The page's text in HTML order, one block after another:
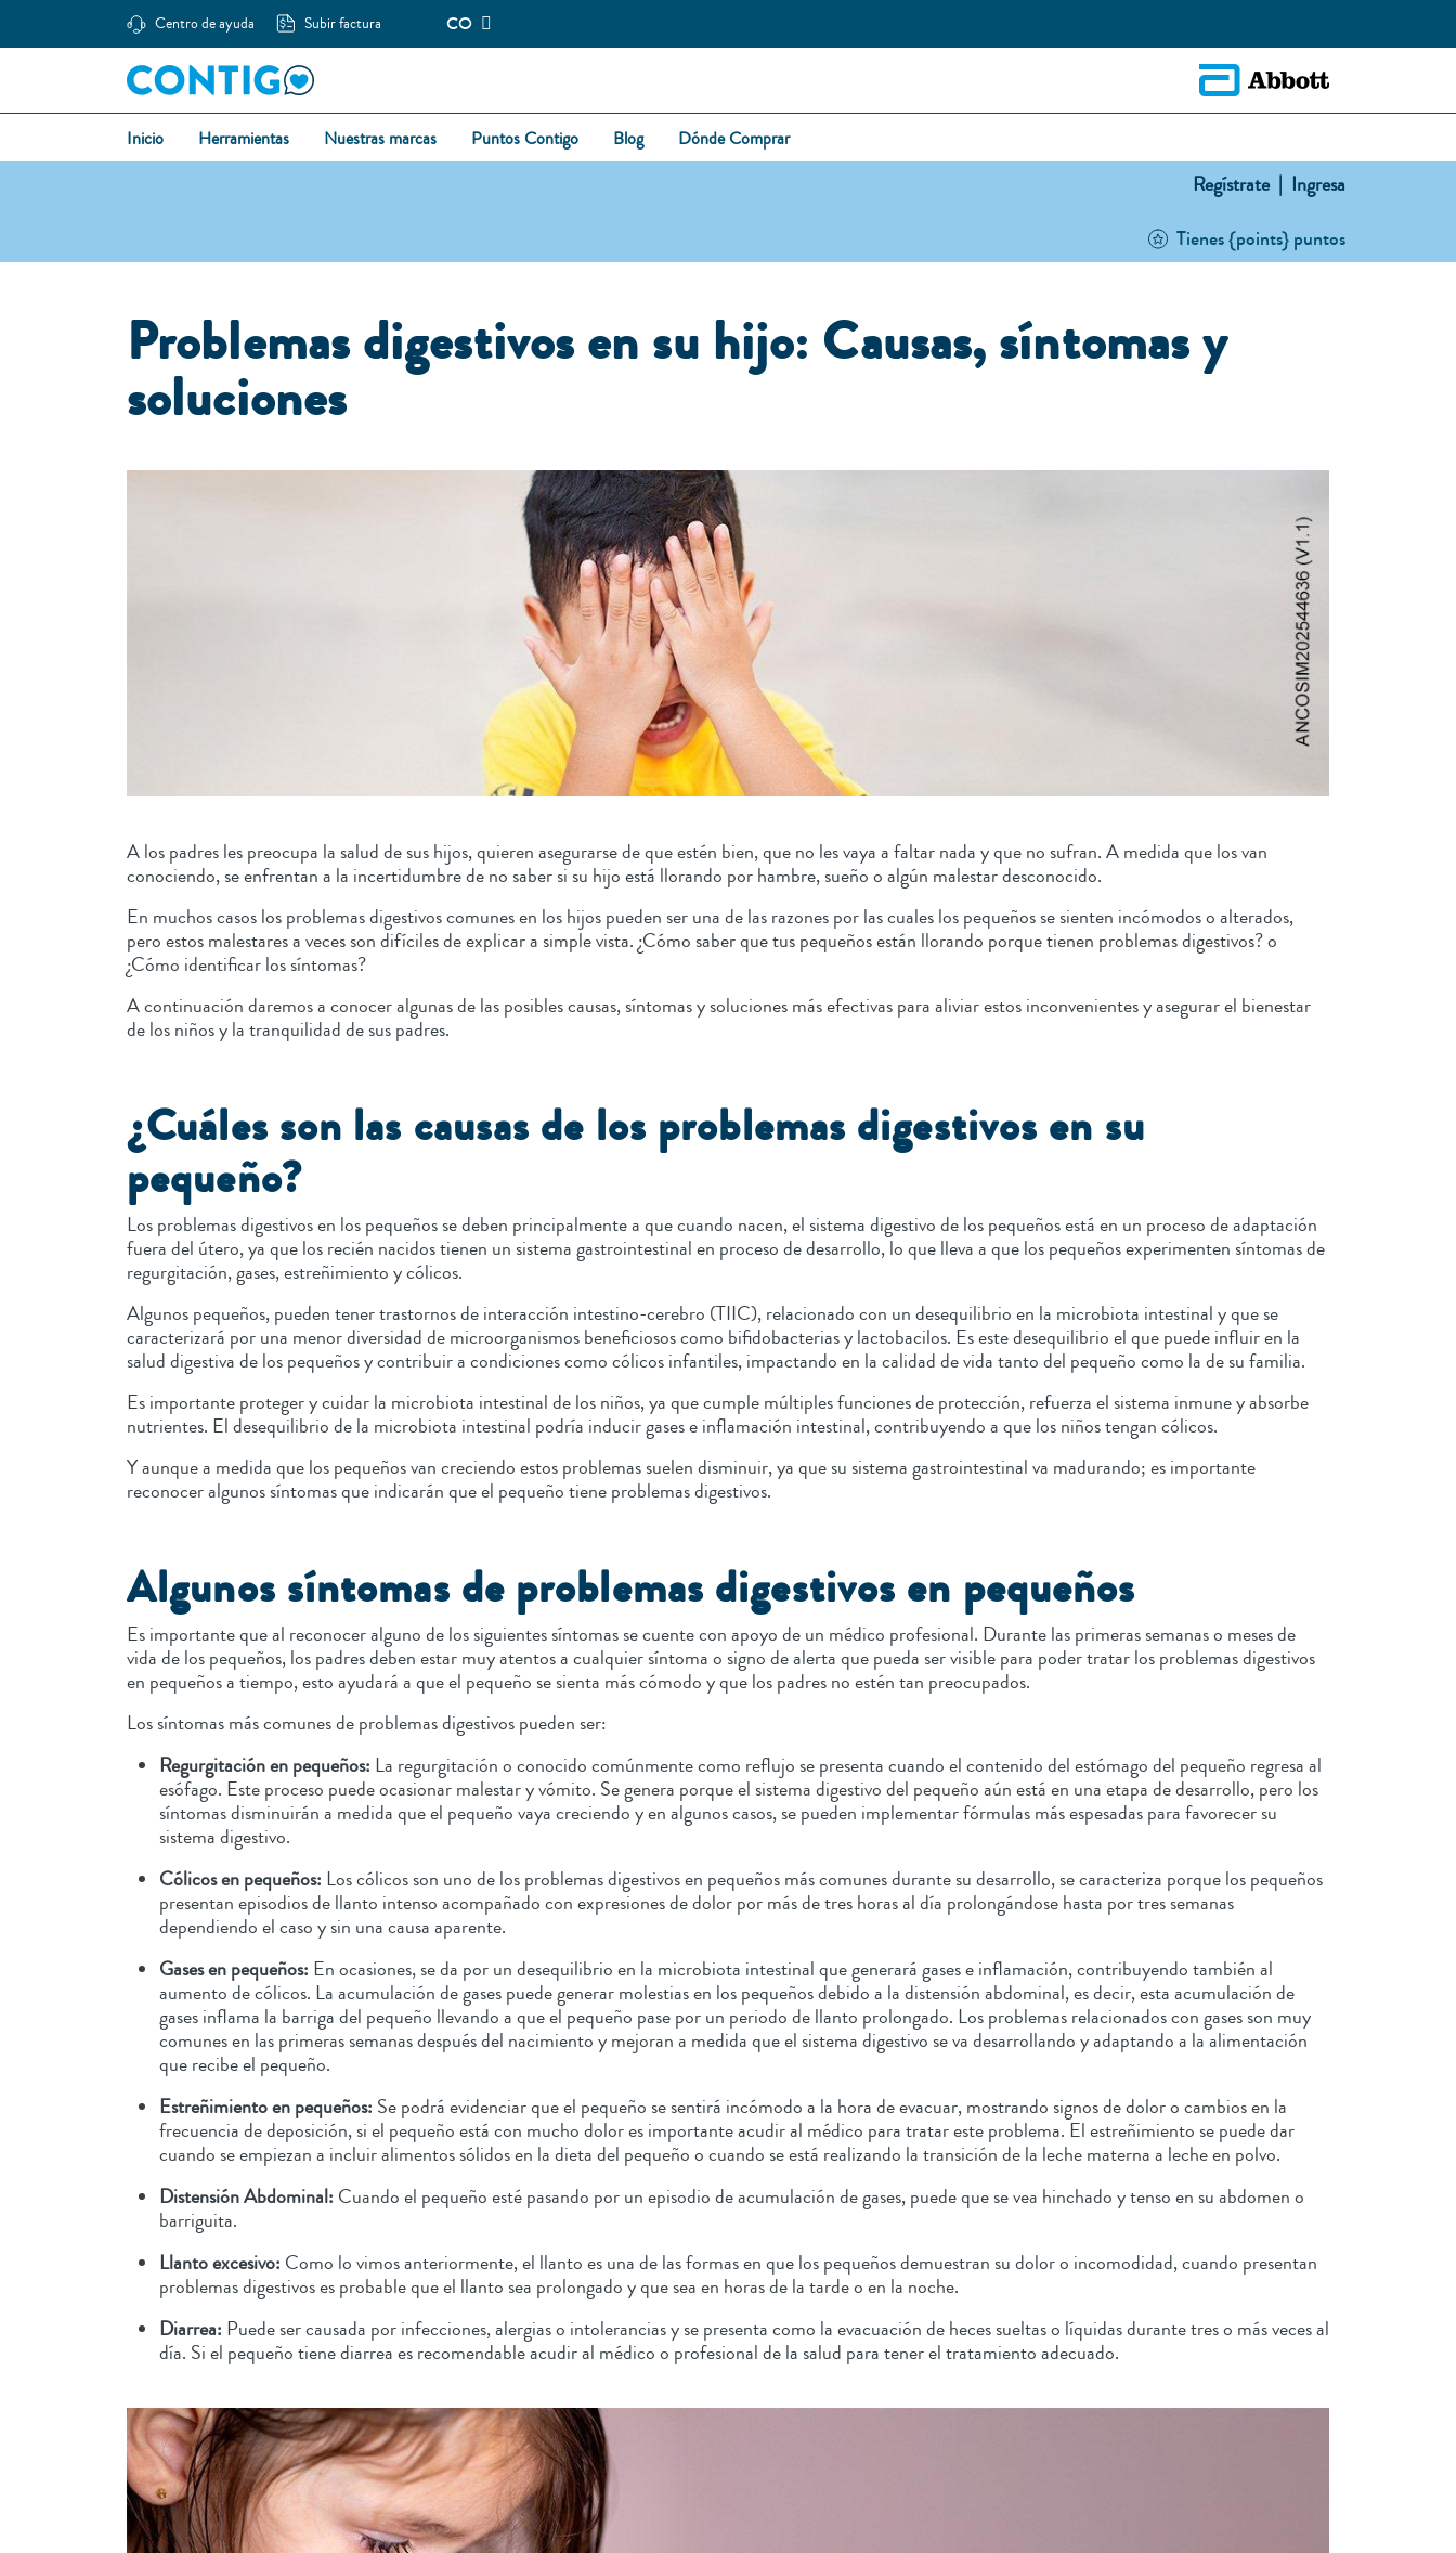
Centro de ayuda Subir factura CO
Inicio Herramientas Nuestras marcas Puntos Contigo Blog Dónde Comprar
Regístrate | Ingresa
Tienes {points} puntos
Problemas digestivos en su hijo: Causas, síntomas y
soluciones
A los padres les preocupa la salud de sus hijos, quieren asegurarse de que estén bien, que no les vaya a faltar nada y que no sufran. A medida que los van
conociendo, se enfrentan a la incertidumbre de no saber si su hijo está llorando por hambre, sueño o algún malestar desconocido.
En muchos casos los problemas digestivos comunes en los hijos pueden ser una de las razones por las cuales los pequeños se sienten incómodos o alterados,
pero estos malestares a veces son difíciles de explicar a simple vista. ¿Cómo saber que tus pequeños están llorando porque tienen problemas digestivos? o
¿Cómo identificar los síntomas?
A continuación daremos a conocer algunas de las posibles causas, síntomas y soluciones más efectivas para aliviar estos inconvenientes y asegurar el bienestar
de los niños y la tranquilidad de sus padres.
¿Cuáles son las causas de los problemas digestivos en su
pequeño?
Los problemas digestivos en los pequeños se deben principalmente a que cuando nacen, el sistema digestivo de los pequeños está en un proceso de adaptación
fuera del útero, ya que los recién nacidos tienen un sistema gastrointestinal en proceso de desarrollo, lo que lleva a que los pequeños experimenten síntomas de
regurgitación, gases, estreñimiento y cólicos.
Algunos pequeños, pueden tener trastornos de interacción intestino-cerebro (TIIC), relacionado con un desequilibrio en la microbiota intestinal y que se
caracterizará por una menor diversidad de microorganismos beneficiosos como bifidobacterias y lactobacilos. Es este desequilibrio el que puede influir en la
salud digestiva de los pequeños y contribuir a condiciones como cólicos infantiles, impactando en la calidad de vida tanto del pequeño como la de su familia.
Es importante proteger y cuidar la microbiota intestinal de los niños, ya que cumple múltiples funciones de protección, refuerza el sistema inmune y absorbe
nutrientes. El desequilibrio de la microbiota intestinal podría inducir gases e inflamación intestinal, contribuyendo a que los niños tengan cólicos.
Y aunque a medida que los pequeños van creciendo estos problemas suelen disminuir, ya que su sistema gastrointestinal va madurando; es importante
reconocer algunos síntomas que indicarán que el pequeño tiene problemas digestivos.
Algunos síntomas de problemas digestivos en pequeños
Es importante que al reconocer alguno de los siguientes síntomas se cuente con apoyo de un médico profesional. Durante las primeras semanas o meses de
vida de los pequeños, los padres deben estar muy atentos a cualquier síntoma o signo de alerta que pueda ser visible para poder tratar los problemas digestivos
en pequeños a tiempo, esto ayudará a que el pequeño se sienta más cómodo y que los padres no estén tan preocupados.
Los síntomas más comunes de problemas digestivos pueden ser:
Regurgitación en pequeños: La regurgitación o conocido comúnmente como reflujo se presenta cuando el contenido del estómago del pequeño regresa al
esófago. Este proceso puede ocasionar malestar y vómito. Se genera porque el sistema digestivo del pequeño aún está en una etapa de desarrollo, pero los
síntomas disminuirán a medida que el pequeño vaya creciendo y en algunos casos, se pueden implementar fórmulas más espesadas para favorecer su
sistema digestivo.
Cólicos en pequeños: Los cólicos son uno de los problemas digestivos en pequeños más comunes durante su desarrollo, se caracteriza porque los pequeños
presentan episodios de llanto intenso acompañado con expresiones de dolor por más de tres horas al día prolongándose hasta por tres semanas
dependiendo el caso y sin una causa aparente.
Gases en pequeños: En ocasiones, se da por un desequilibrio en la microbiota intestinal que generará gases e inflamación, contribuyendo también al
aumento de cólicos. La acumulación de gases puede generar molestias en los pequeños debido a la distensión abdominal, es decir, esta acumulación de
gases inflama la barriga del pequeño llevando a que el pequeño pase por un periodo de llanto prolongado. Los problemas relacionados con gases son muy
comunes en las primeras semanas después del nacimiento y mejoran a medida que el sistema digestivo se va desarrollando y adaptando a la alimentación
que recibe el pequeño.
Estreñimiento en pequeños: Se podrá evidenciar que el pequeño se sentirá incómodo a la hora de evacuar, mostrando signos de dolor o cambios en la
frecuencia de deposición, si el pequeño está con mucho dolor es importante acudir al médico para tratar este problema. El estreñimiento se puede dar
cuando se empiezan a incluir alimentos sólidos en la dieta del pequeño o cuando se está realizando la transición de la leche materna a leche en polvo.
Distensión Abdominal: Cuando el pequeño esté pasando por un episodio de acumulación de gases, puede que se vea hinchado y tenso en su abdomen o
barriguita.
Llanto excesivo: Como lo vimos anteriormente, el llanto es una de las formas en que los pequeños demuestran su dolor o incomodidad, cuando presentan
problemas digestivos es probable que el llanto sea prolongado y que sea en horas de la tarde o en la noche.
Diarrea: Puede ser causada por infecciones, alergias o intolerancias y se presenta como la evacuación de heces sueltas o líquidas durante tres o más veces al
día. Si el pequeño tiene diarrea es recomendable acudir al médico o profesional de la salud para tener el tratamiento adecuado.